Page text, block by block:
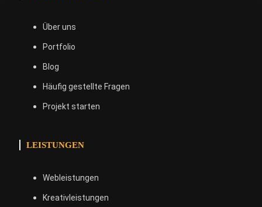
Über uns
Portfolio
Blog
Häufig gestellte Fragen
Projekt starten
LEISTUNGEN
Webleistungen
Kreativleistungen